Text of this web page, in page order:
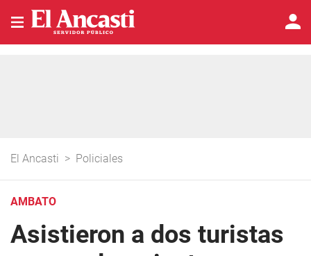
El Ancasti > Policiales
AMBATO
Asistieron a dos turistas